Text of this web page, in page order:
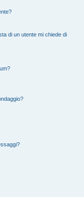
di un utente mi chiede di